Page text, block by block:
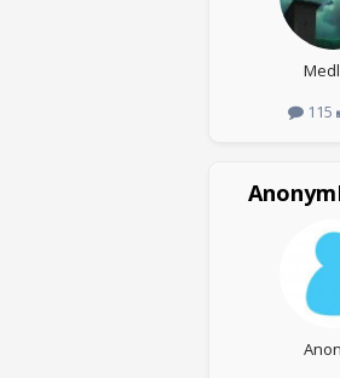
115